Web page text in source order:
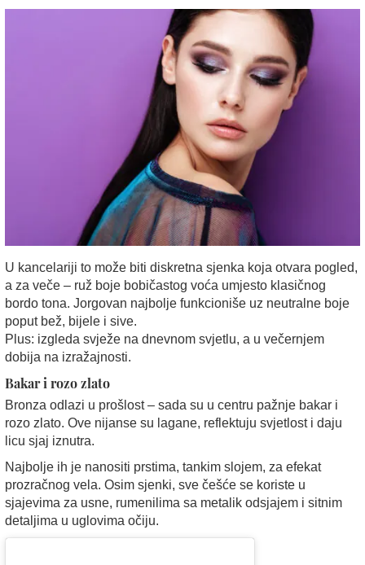
U kancelariji to može biti diskretna sjenka koja otvara pogled,
a za veče – ruž boje bobičastog voća umjesto klasičnog
bordo tona. Jorgovan najbolje funkcioniše uz neutralne boje
poput bež, bijele i sive.
Plus: izgleda svježe na dnevnom svjetlu, a u večernjem
dobija na izražajnosti.
Bakar i rozo zlato
Bronza odlazi u prošlost – sada su u centru pažnje bakar i
rozo zlato. Ove nijanse su lagane, reflektuju svjetlost i daju
licu sjaj iznutra.
Najbolje ih je nanositi prstima, tankim slojem, za efekat
prozračnog vela. Osim sjenki, sve češće se koriste u
sjajevima za usne, rumenilima sa metalik odsjajem i sitnim
detaljima u uglovima očiju.